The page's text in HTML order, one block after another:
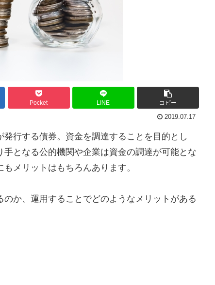
Pocket LINE コピー
2019.07.17
行する債券。資金を調達することを目的とし
となる公的機関や企業は資金の調達が可能とな
メリットはもちろんあります。
か、運用することでどのようなメリットがある